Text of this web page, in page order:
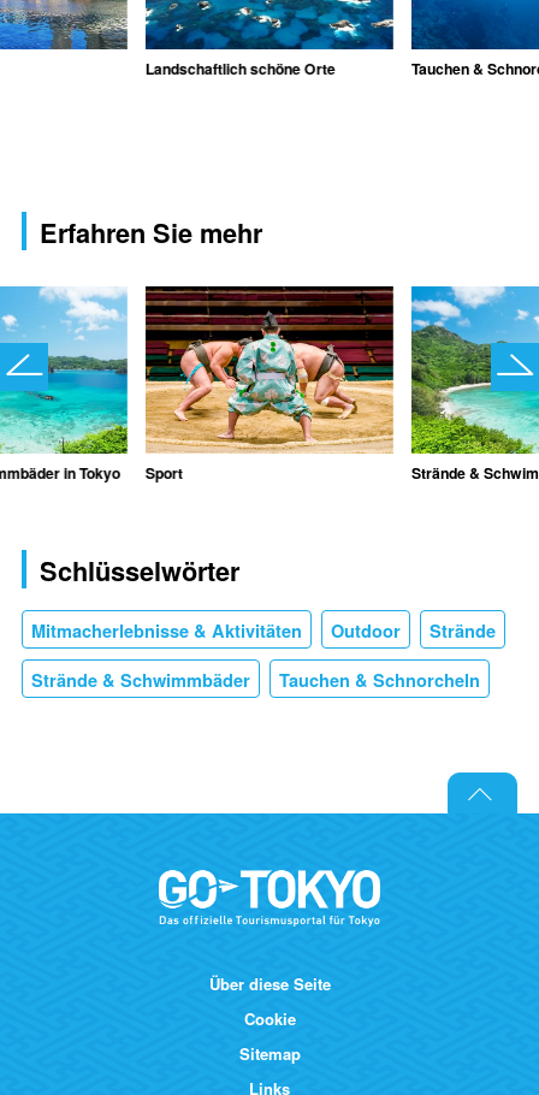
Landschaftlich schöne Orte Tauchen &
Erfahren Sie mehr
in Tokyo Sport Strände &
Schlüsselwörter
Mitmacherlebnisse & Aktivitäten Outdoor Strände
Strände & Schwimmbäder Tauchen & Schnorcheln
Über diese Seite
Cookie
Sitemap
Links